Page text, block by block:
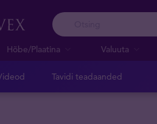
Hõbe/Plaatina Valuuta
Tavidi teadaanded